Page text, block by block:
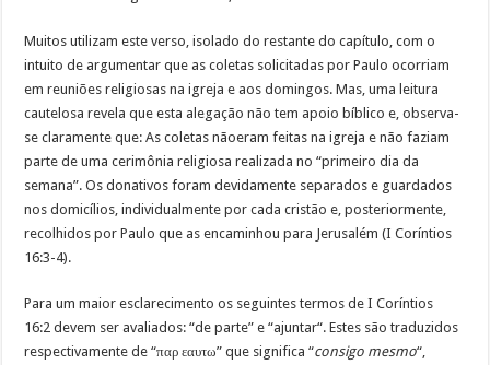
Muitos utilizam este verso, isolado do restante do capítulo, com o
intuito de argumentar que as coletas solicitadas por Paulo ocorriam
em reuniões religiosas na igreja e aos domingos. Mas, uma leitura
cautelosa revela que esta alegação não tem apoio bíblico e, observa-
se claramente que: As coletas nãoeram feitas na igreja e não faziam
parte de uma cerimônia religiosa realizada no “primeiro dia da
semana”. Os donativos foram devidamente separados e guardados
nos domicílios, individualmente por cada cristão e, posteriormente,
recolhidos por Paulo que as encaminhou para Jerusalém (I Coríntios
16:3-4).
Para um maior esclarecimento os seguintes termos de I Coríntios
16:2 devem ser avaliados: “de parte” e “ajuntar“. Estes são traduzidos
respectivamente de “παρ εαυτω” que significa “consigo mesmo“,